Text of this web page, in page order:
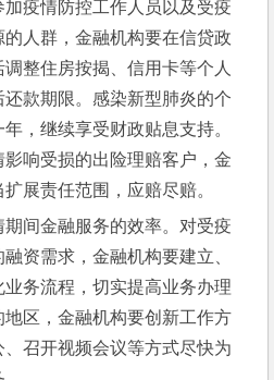
疫情防控工作人员以及受疫
人群，金融机构要在信贷政
整住房按揭、信用卡等个人
款期限。感染新型肺炎的个
，继续享受财政贴息支持。
响受损的出险理赔客户，金
展责任范围，应赔尽赔。
间金融服务的效率。对受疫
资需求，金融机构要建立、
务流程，切实提高业务办理
区，金融机构要创新工作方
召开视频会议等方式尽快为